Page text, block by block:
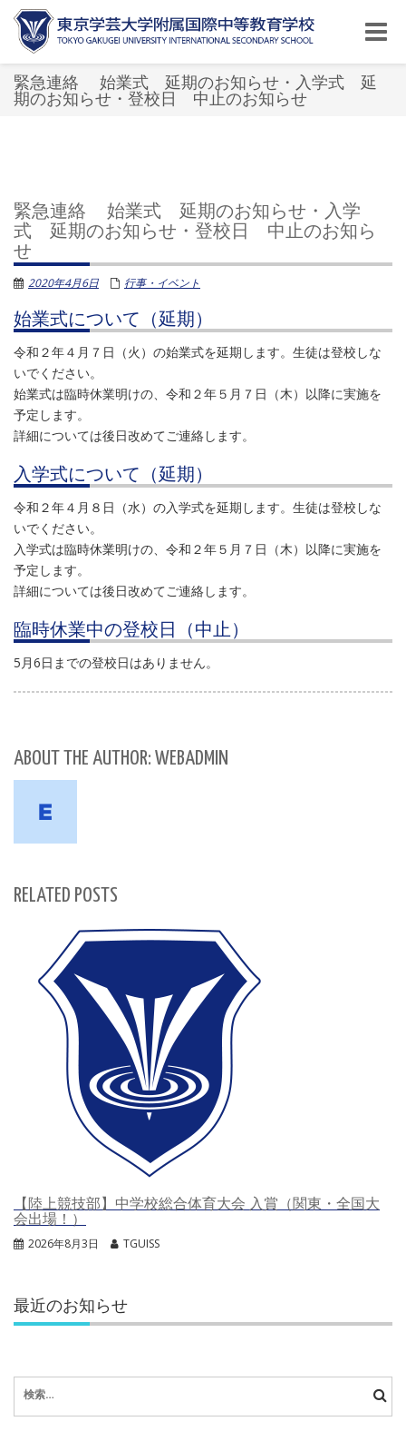
Toggle
緊急連絡 始業式 延期のお知らせ・入学式 延
期のお知らせ・登校日 中止のお知らせ
緊急連絡 始業式 延期のお知らせ・入学
式 延期のお知らせ・登校日 中止のお知ら
せ
2020年4月6日 行事・イベント
始業式について（延期）
令和２年４月７日（火）の始業式を延期します。生徒は登校しな
いでください。
始業式は臨時休業明けの、令和２年５月７日（木）以降に実施を
予定します。
詳細については後日改めてご連絡します。
入学式について（延期）
令和２年４月８日（水）の入学式を延期します。生徒は登校しな
いでください。
入学式は臨時休業明けの、令和２年５月７日（木）以降に実施を
予定します。
詳細については後日改めてご連絡します。
臨時休業中の登校日（中止）
5月6日までの登校日はありません。
ABOUT THE AUTHOR: WEBADMIN
RELATED POSTS
【陸上競技部】中学校総合体育大会 入賞（関東・全国大
会出場！）
2026年8月3日 TGUISS
最近のお知らせ
索: